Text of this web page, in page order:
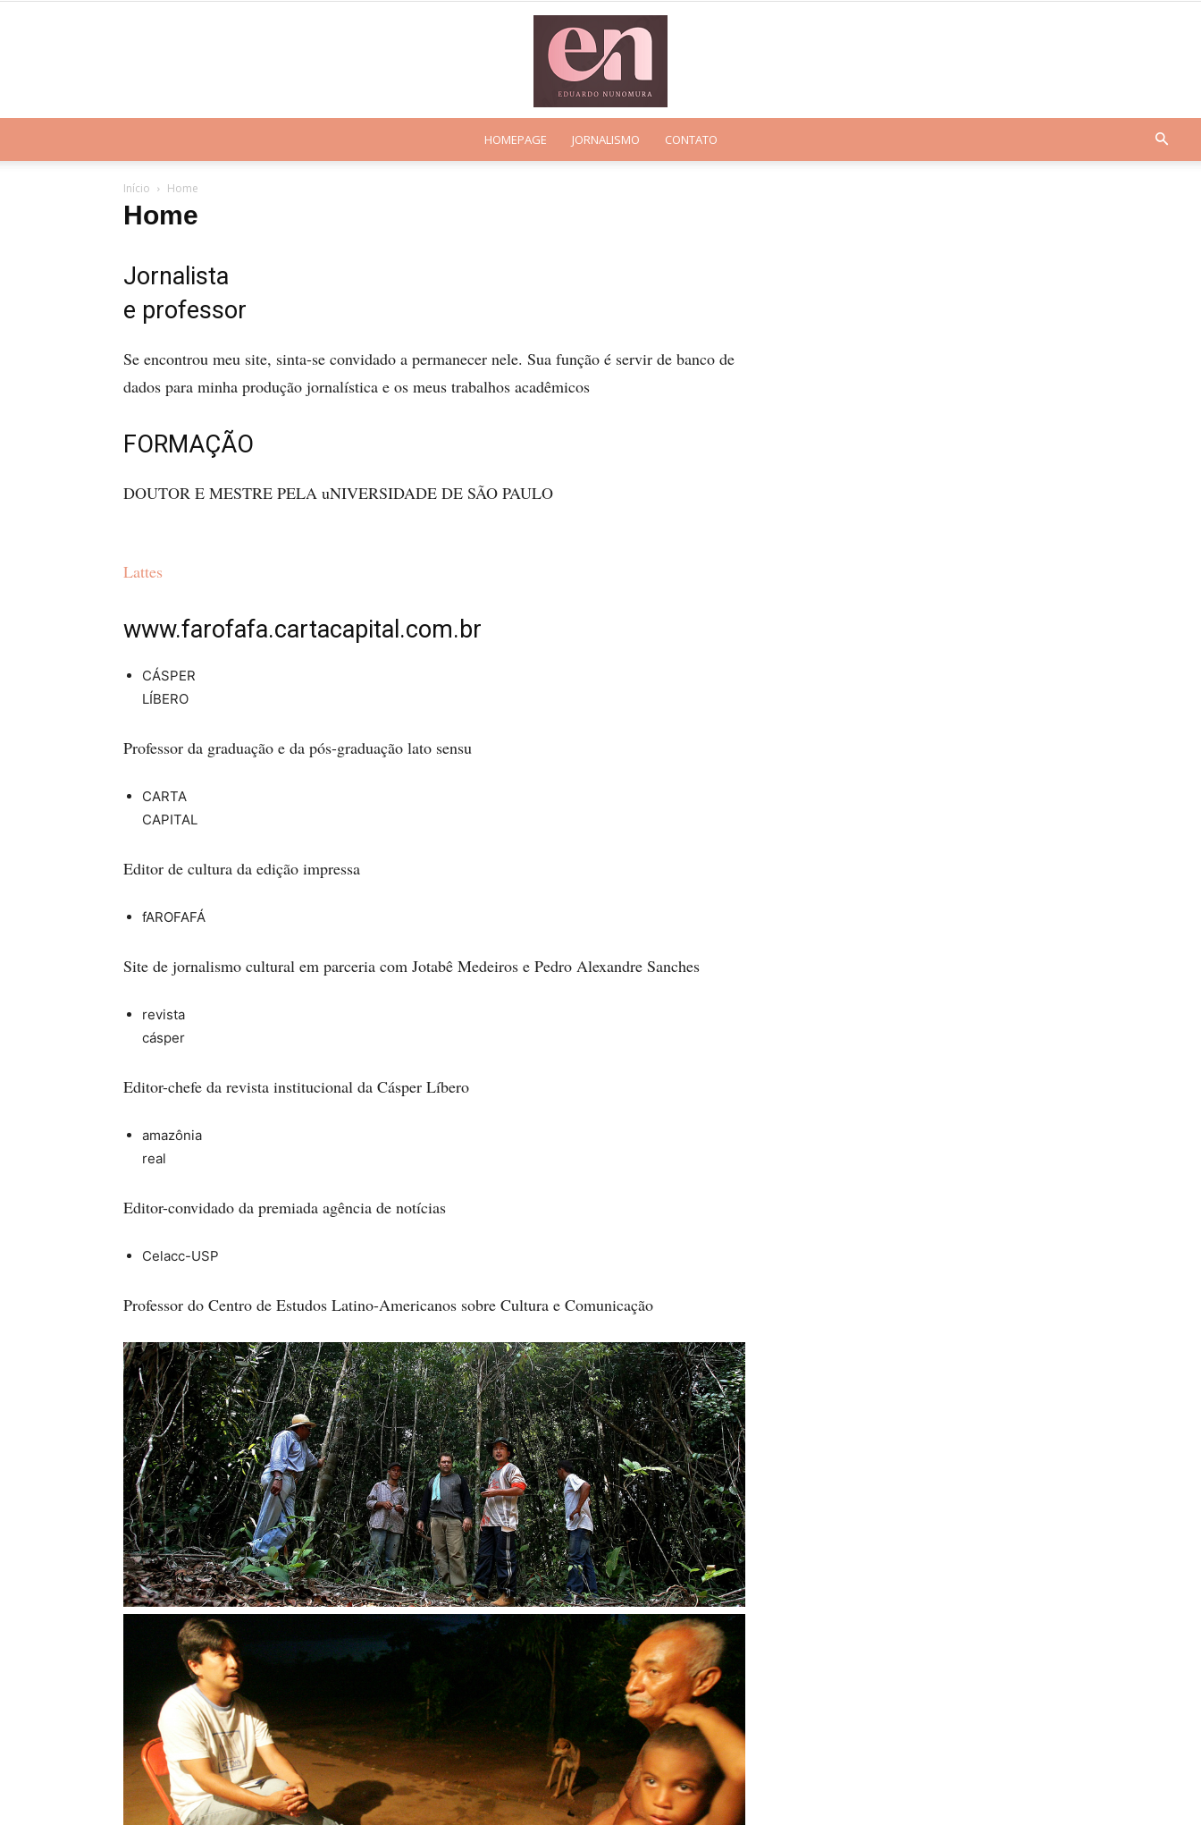
Eduardo
HOMEPAGE JORNALISMO CONTATO
Início Home
Home
Jornalista
e professor
Se encontrou meu site, sinta-se convidado a permanecer nele. Sua função é servir de banco de
dados para minha produção jornalística e os meus trabalhos acadêmicos
FORMAÇÃO
DOUTOR E MESTRE PELA uNIVERSIDADE DE SÃO PAULO
Lattes
www.farofafa.cartacapital.com.br
CÁSPER
LÍBERO
Professor da graduação e da pós-graduação lato sensu
CARTA
CAPITAL
Editor de cultura da edição impressa
fAROFAFÁ
Site de jornalismo cultural em parceria com Jotabê Medeiros e Pedro Alexandre Sanches
revista
cásper
Editor-chefe da revista institucional da Cásper Líbero
amazônia
real
Editor-convidado da premiada agência de notícias
Celacc-USP
Professor do Centro de Estudos Latino-Americanos sobre Cultura e Comunicação